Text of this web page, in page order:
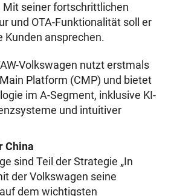
seiner fortschrittlichen
und OTA-Funktionalität soll er
Kunden ansprechen.
Volkswagen nutzt erstmals
Platform (CMP) und bietet
im A-Segment, inklusive KI-
und intuitiver
China
sind Teil der Strategie „In
der Volkswagen seine
dem wichtigsten